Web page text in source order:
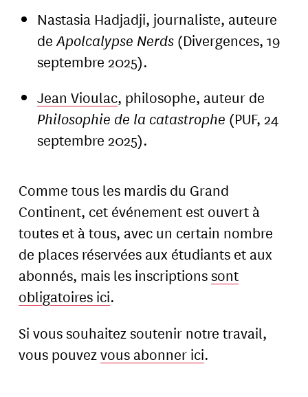
Nastasia Hadjadji, journaliste, auteure
deApolcalypse Nerds(Divergences, 19
septembre 2025).
Jean Vioulac, philosophe, auteur de
Philosophie de la catastrophe (PUF, 24
septembre 2025).
Comme tous les mardis du Grand
Continent, cet événement est ouvert à
toutes et à tous, avec un certain nombre
de places réservées aux étudiants et aux
abonnés, mais les inscriptionssont
obligatoires ici.
Si vous souhaitez soutenir notre travail,
vous pouvezvous abonner ici.